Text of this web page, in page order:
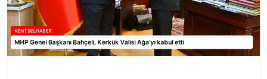
SAĞLIK